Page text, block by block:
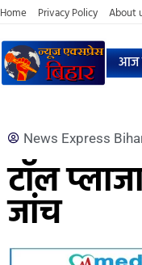
Home Privacy Policy About
आज
News Express
टॉल
जांच